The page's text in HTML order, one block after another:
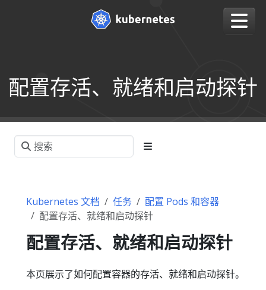
配置存活、就绪和启动探针
Kubernetes 文档 任务
配置 Pods 和容器
配置存活、就绪和启动探针
配置存活、就绪和启动探针
本页展示了如何配置容器的存活、就绪和启动探针。